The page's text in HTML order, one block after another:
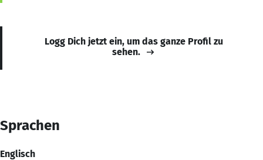
Logg Dich jetzt ein, um das ganze Profil zu
sehen.
Sprachen
Englisch